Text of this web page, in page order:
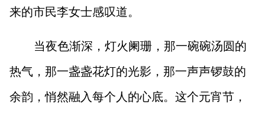
来的市民李女士感叹道。
当夜色渐深，灯火阑珊，那一碗碗汤圆的
热气，那一盏盏花灯的光影，那一声声锣鼓的
余韵，悄然融入每个人的心底。这个元宵节，